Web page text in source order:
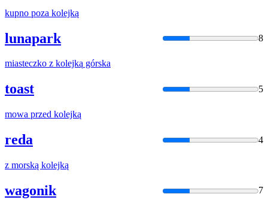
kupno poza kolejką
lunapark 8
miasteczko z kolejką górska
toast 5
mowa przed kolejką
reda 4
z morską kolejką
wagonik 7